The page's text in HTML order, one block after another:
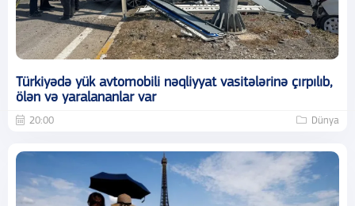
Türkiyədə yük avtomobili nəqliyyat vasitələrinə çırpılıb,
ölən və yaralananlar var
20:00 Dünya